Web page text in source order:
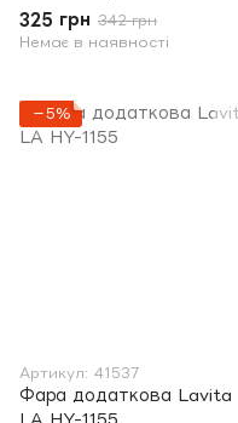
325 грн 342 грн
Немає в наявності
−5%
Артикул: 41537
Фара додаткова Lavita
LA HY-1155